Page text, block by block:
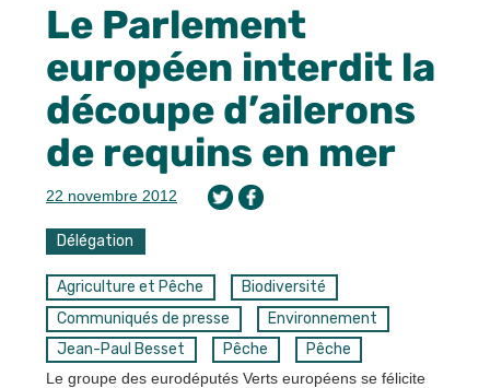
Le Parlement
européen interdit la
découpe d’ailerons
de requins en mer
22 novembre 2012
Délégation
Agriculture et Pêche
Biodiversité
Communiqués de presse
Environnement
Jean-Paul Besset
Pêche Pêche
Le groupe des eurodéputés Verts européens se félicite